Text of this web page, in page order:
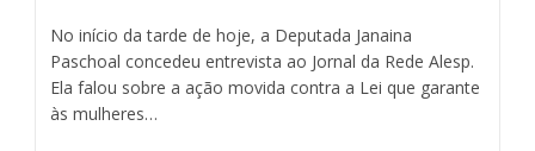
No início da tarde de hoje, a Deputada Janaina
Paschoal concedeu entrevista ao Jornal da Rede Alesp.
Ela falou sobre a ação movida contra a Lei que garante
às mulheres…